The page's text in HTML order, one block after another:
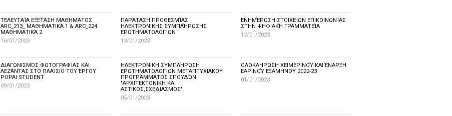
ΤΕΛΕΥΤΑΊΑ ΕΞΈΤΑΣΗ ΜΑΘΉΜΑΤΟΣ
ARC_213_ ΜΑΘΗΜΑΤΙΚΆ 1 & ARC_224
ΜΑΘΗΜΑΤΙΚΆ 2
16/01/2023
ΠΑΡΆΤΑΣΗ ΠΡΟΘΕΣΜΊΑΣ
ΗΛΕΚΤΡΟΝΙΚΉΣ ΣΥΜΠΛΉΡΩΣΗΣ
ΕΡΩΤΗΜΑΤΟΛΟΓΊΩΝ
13/01/2023
ΕΝΗΜΈΡΩΣΗ ΣΤΟΙΧΕΊΩΝ ΕΠΙΚΟΙΝΩΝΊΑΣ
ΣΤΗΝ ΨΗΦΙΑΚΉ ΓΡΑΜΜΑΤΕΊΑ
12/01/2023
ΔΙΑΓΩΝΙΣΜΌΣ ΦΩΤΟΓΡΑΦΊΑΣ ΚΑΙ
ΛΕΖΆΝΤΑΣ ΣΤΟ ΠΛΑΊΣΙΟ ΤΟΥ ΈΡΓΟΥ
POPAI STUDENT
09/01/2023
ΗΛΕΚΤΡΟΝΙΚΉ ΣΥΜΠΛΉΡΩΣΗ
ΕΡΩΤΗΜΑΤΟΛΟΓΊΩΝ ΜΕΤΑΠΤΥΧΙΑΚΟΎ
ΠΡΟΓΡΆΜΜΑΤΟΣ ΣΠΟΥΔΏΝ
"ΑΡΧΙΤΕΚΤΟΝΙΚΗ ΚΑΙ
ΑΣΤΙΚΟΣ,ΣΧΕΔΙΑΣΜΟΣ"
05/01/2023
ΟΛΟΚΛΉΡΩΣΗ ΧΕΙΜΕΡΙΝΟΎ ΚΑΙ ΈΝΑΡΞΗ
ΕΑΡΙΝΟΎ ΕΞΑΜΉΝΟΥ 2022-23
01/01/2023